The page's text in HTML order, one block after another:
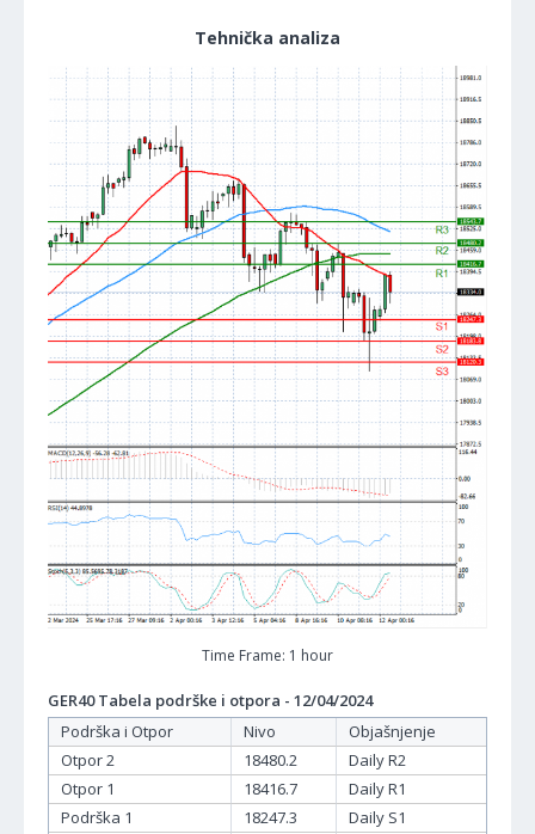
Tehnička analiza
Time Frame: 1 hour
GER40 Tabela podrške i otpora - 12/04/2024
Podrška i Otpor
Nivo
Objašnjenje
Otpor 2
18480.2
Daily R2
Otpor 1
18416.7
Daily R1
Podrška 1
18247.3
Daily S1